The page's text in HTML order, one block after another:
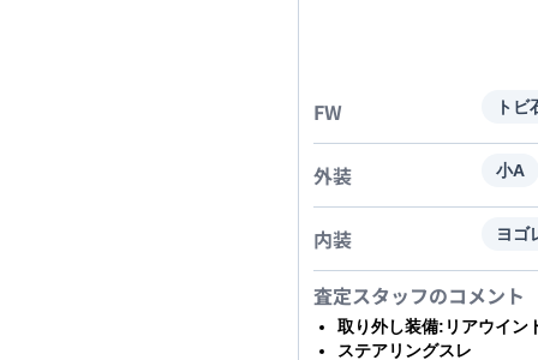
FW トビ
外装 小A
内装 ヨゴ
査定スタッフのコメント
取り外し装備:リアウイン
ステアリングスレ